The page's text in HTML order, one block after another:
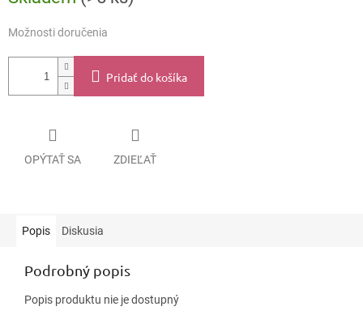
Možnosti doručenia
Pridať do košíka
OPÝTAŤ SA ZDIEĽAŤ
Popis Diskusia
Podrobný popis
Popis produktu nie je dostupný